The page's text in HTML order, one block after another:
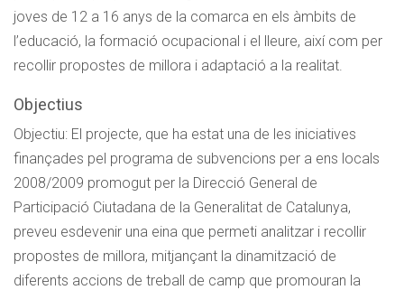
joves de 12 a 16 anys de la comarca en els àmbits de
l’educació, la formació ocupacional i el lleure, així com per
recollir propostes de millora i adaptació a la realitat.
Objectius
Objectiu: El projecte, que ha estat una de les iniciatives
finançades pel programa de subvencions per a ens locals
2008/2009 promogut per la Direcció General de
Participació Ciutadana de la Generalitat de Catalunya,
preveu esdevenir una eina que permeti analitzar i recollir
propostes de millora, mitjançant la dinamització de
diferents accions de treball de camp que promouran la